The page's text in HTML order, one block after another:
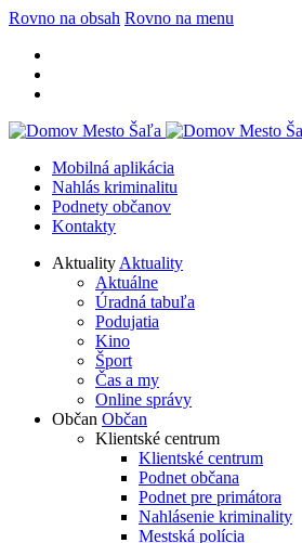
Rovno na obsah Rovno na menu
Mobilná aplikácia
Nahlás kriminalitu
Podnety občanov
Kontakty
Aktuality Aktuality
Aktuálne
Úradná tabuľa
Podujatia
Kino
Šport
Čas a my
Online správy
Občan Občan
Klientské centrum
Klientské centrum
Podnet občana
Podnet pre primátora
Nahlásenie kriminality
Mestská polícia